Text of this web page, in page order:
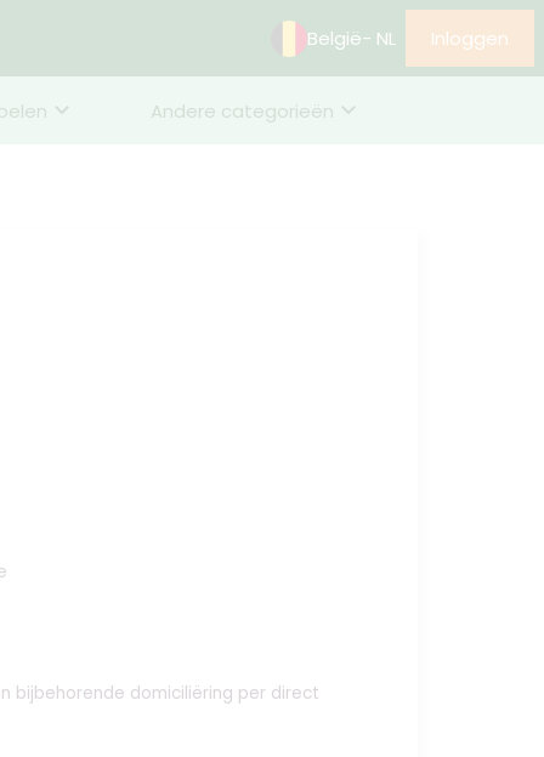
België- NL Inloggen
Andere categorieën
bijbehorende domiciliëring per direct